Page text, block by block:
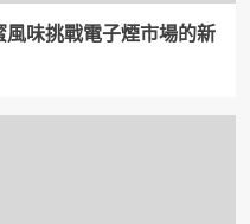
風味挑戰電子煙市場的新